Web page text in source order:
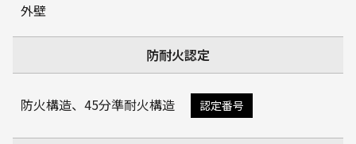
外壁
防耐火認定
防火構造、45分準耐火構造 認定番号